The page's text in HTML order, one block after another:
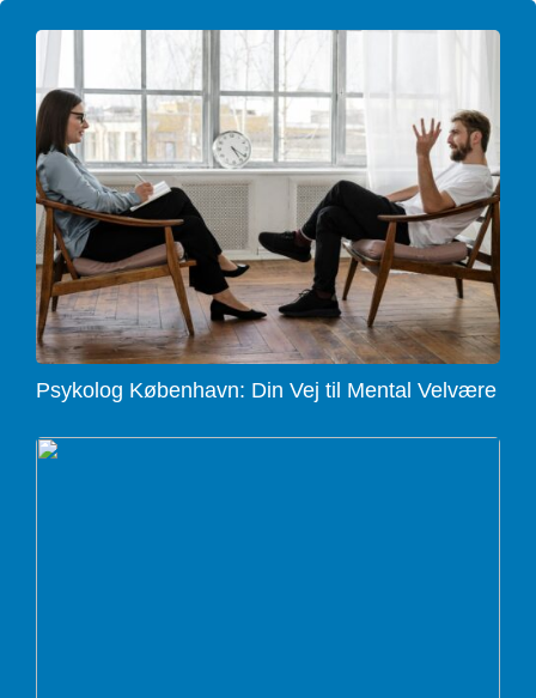
Psykolog København: Din Vej til Mental Velvære